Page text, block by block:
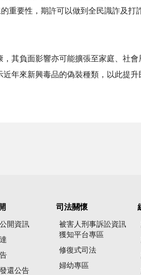
重要性，期許可以做到全民識詐及打
其負面影響亦可能擴張至家庭、社會
年來新興毒品的偽裝種類，以此提升
開資訊
還公告
司法關懷
被害人刑事訴訟資訊
獲知平台專區
修復式司法
婦幼專區